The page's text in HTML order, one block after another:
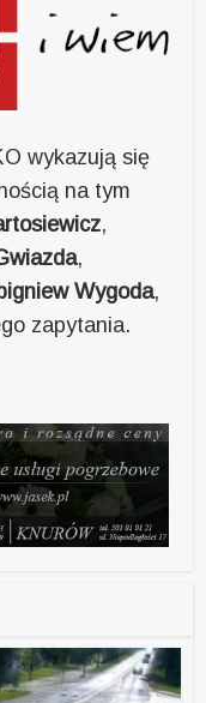
wykazują się
na tym
,
,
bigniew Wygoda,
zapytania.